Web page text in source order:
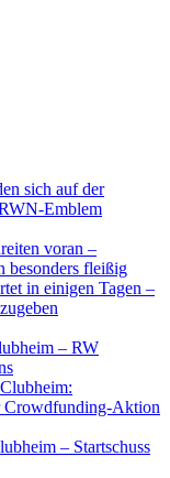
sich auf der
Emblem
voran –
besonders fleißig
in einigen Tagen –
– RW
Crowdfunding-Aktion
– Startschuss